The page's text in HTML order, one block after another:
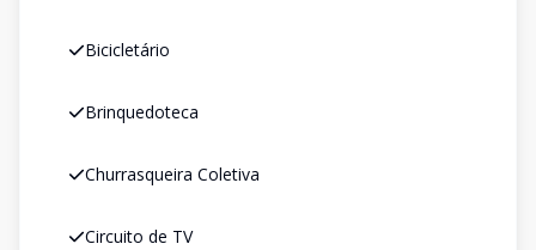
Bicicletário
Brinquedoteca
Churrasqueira Coletiva
Circuito de TV